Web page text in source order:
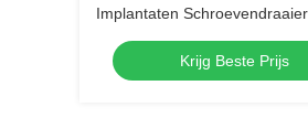
Implantaten
Tandheelkundige Implantaten
Gereedschappen 9pcs
Tandheelkundige
Krijg Beste Prijs